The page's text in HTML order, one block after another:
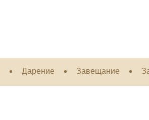
Дарение Завещание